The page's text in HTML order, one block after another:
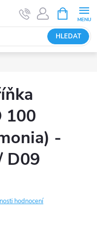
HLEDAT
NÁKUPNÍ
KOŠÍK
100
-
D09
hodnocení